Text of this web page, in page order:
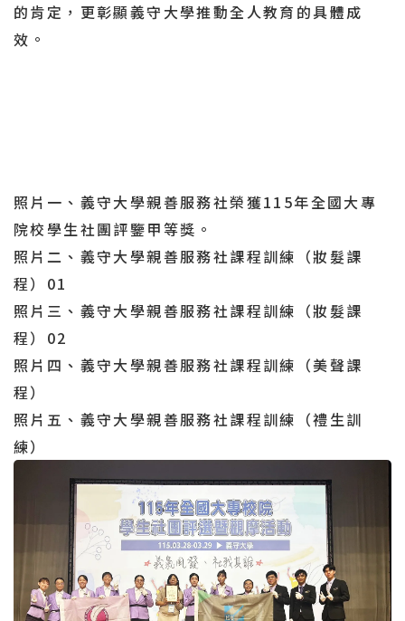
的肯定，更彰顯義守大學推動全人教育的具體成
效。
照片一、義守大學親善服務社榮獲115年全國大專
院校學生社團評鑒甲等獎。
照片二、義守大學親善服務社課程訓練（妝髮課
程）01
照片三、義守大學親善服務社課程訓練（妝髮課
程）02
照片四、義守大學親善服務社課程訓練（美聲課
程）
照片五、義守大學親善服務社課程訓練（禮生訓
練）